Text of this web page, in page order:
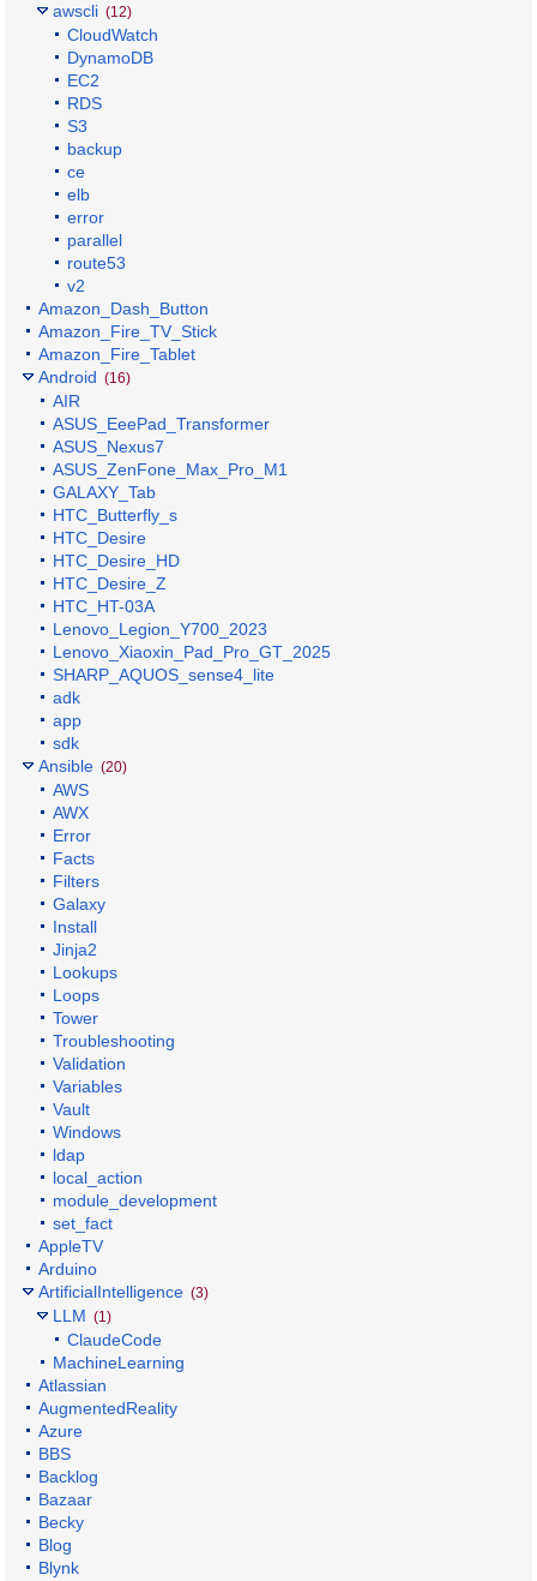
awscli (12)
CloudWatch
DynamoDB
EC2
RDS
S3
backup
ce
elb
error
parallel
route53
v2
Amazon_Dash_Button
Amazon_Fire_TV_Stick
Amazon_Fire_Tablet
Android (16)
AIR
ASUS_EeePad_Transformer
ASUS_Nexus7
ASUS_ZenFone_Max_Pro_M1
GALAXY_Tab
HTC_Butterfly_s
HTC_Desire
HTC_Desire_HD
HTC_Desire_Z
HTC_HT-03A
Lenovo_Legion_Y700_2023
Lenovo_Xiaoxin_Pad_Pro_GT_2025
SHARP_AQUOS_sense4_lite
adk
app
sdk
Ansible (20)
AWS
AWX
Error
Facts
Filters
Galaxy
Install
Jinja2
Lookups
Loops
Tower
Troubleshooting
Validation
Variables
Vault
Windows
ldap
local_action
module_development
set_fact
AppleTV
Arduino
ArtificialIntelligence (3)
LLM (1)
ClaudeCode
MachineLearning
Atlassian
AugmentedReality
Azure
BBS
Backlog
Bazaar
Becky
Blog
Blynk